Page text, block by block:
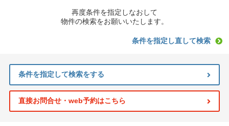
再度条件を指定しなおして
物件の検索をお願いいたします。
条件を指定し直して検索
条件を指定して検索をする
直接お問合せ・web予約はこちら